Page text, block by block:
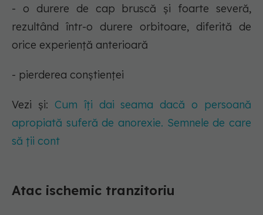
- o durere de cap bruscă și foarte severă,
rezultând într-o durere orbitoare, diferită de
orice experiență anterioară
- pierderea conștienței
Vezi și: Cum îți dai seama dacă o persoană
apropiată suferă de anorexie. Semnele de care
să ții cont
Atac ischemic tranzitoriu